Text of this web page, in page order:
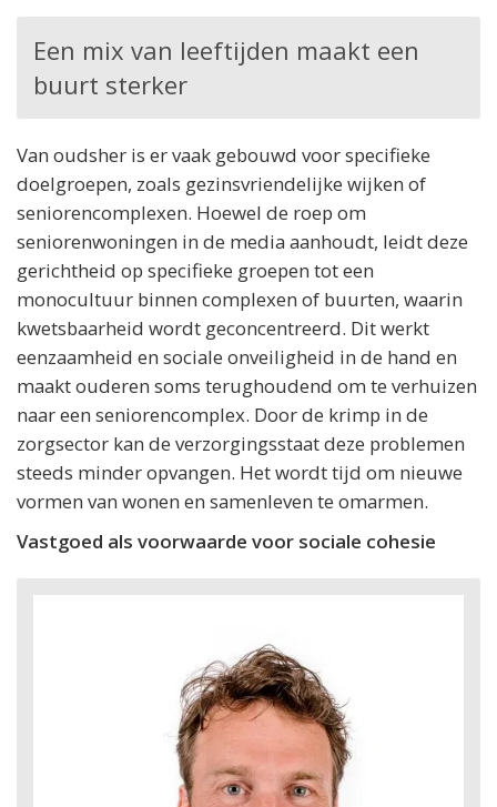
Een mix van leeftijden maakt een
buurt sterker
Van oudsher is er vaak gebouwd voor specifieke
doelgroepen, zoals gezinsvriendelijke wijken of
seniorencomplexen. Hoewel de roep om
seniorenwoningen in de media aanhoudt, leidt deze
gerichtheid op specifieke groepen tot een
monocultuur binnen complexen of buurten, waarin
kwetsbaarheid wordt geconcentreerd. Dit werkt
eenzaamheid en sociale onveiligheid in de hand en
maakt ouderen soms terughoudend om te verhuizen
naar een seniorencomplex. Door de krimp in de
zorgsector kan de verzorgingsstaat deze problemen
steeds minder opvangen. Het wordt tijd om nieuwe
vormen van wonen en samenleven te omarmen.
Vastgoed als voorwaarde voor sociale cohesie